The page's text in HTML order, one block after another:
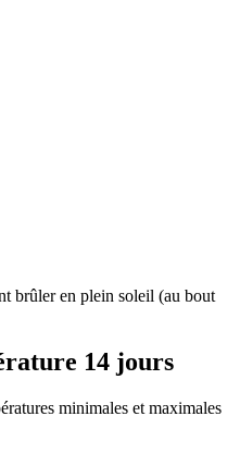
brûler en plein soleil (au bout
14 jours
minimales et maximales